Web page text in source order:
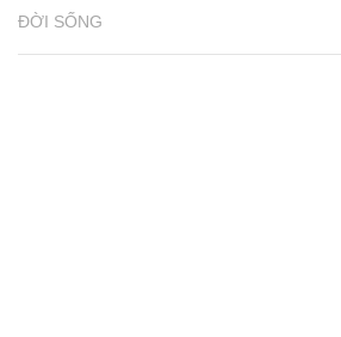
ĐỜI SỐNG